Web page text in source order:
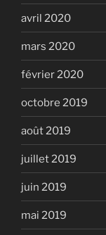
avril 2020
mars 2020
février 2020
octobre 2019
août 2019
juillet 2019
juin 2019
mai 2019